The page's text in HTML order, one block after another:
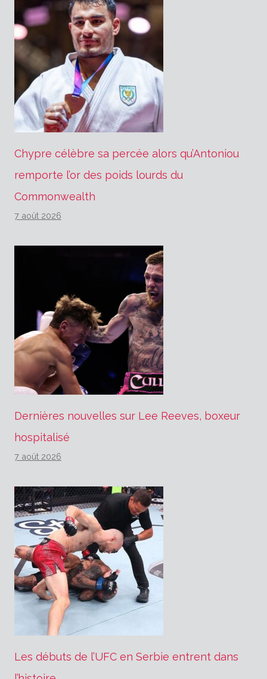
Chypre célèbre sa percée alors qu’Antoniou
remporte l’or des poids lourds du
Commonwealth
7 août 2026
Dernières nouvelles sur Lee Reeves, boxeur
hospitalisé
7 août 2026
Les débuts de l’UFC en Serbie entrent dans